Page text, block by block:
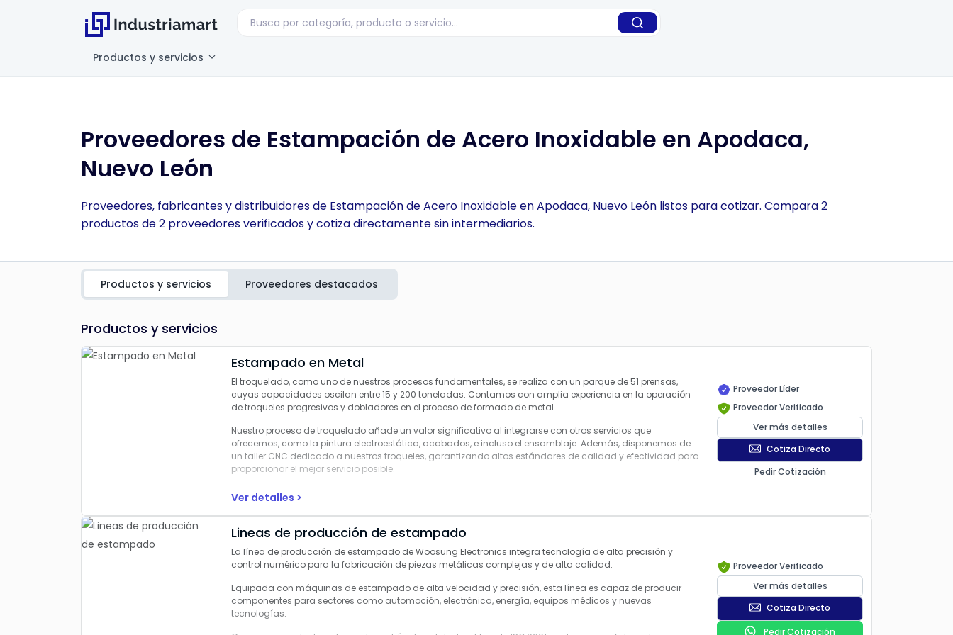
Productos y servicios
Proveedores de Estampación de Acero Inoxidable en Apodaca,
Nuevo León
Proveedores, fabricantes y distribuidores de Estampación de Acero Inoxidable en Apodaca, Nuevo León listos para cotizar. Compara 2
productos de 2 proveedores verificados y cotiza directamente sin intermediarios.
Productos y servicios Proveedores destacados
Productos y servicios
Estampado en Metal
El troquelado, como uno de nuestros procesos fundamentales, se realiza con un parque de 51 prensas,
cuyas capacidades oscilan entre 15 y 200 toneladas. Contamos con amplia experiencia en la operación
de troqueles progresivos y dobladores en el proceso de formado de metal.
Nuestro proceso de troquelado añade un valor significativo al integrarse con otros servicios que
ofrecemos, como la pintura electroestática, acabados, e incluso el ensamblaje. Además, disponemos de
un taller CNC dedicado a nuestros troqueles, garantizando altos estándares de calidad y efectividad para
proporcionar el mejor servicio posible.
Ver detalles >
Proveedor Líder
Proveedor Verificado
Ver más detalles
Cotiza Directo
Pedir Cotización
Lineas de producción de estampado
La línea de producción de estampado de Woosung Electronics integra tecnología de alta precisión y
control numérico para la fabricación de piezas metálicas complejas y de alta calidad.
Equipada con máquinas de estampado de alta velocidad y precisión, esta línea es capaz de producir
componentes para sectores como automoción, electrónica, energía, equipos médicos y nuevas
tecnologías.
Proveedor Verificado
Ver más detalles
Cotiza Directo
Pedir Cotización